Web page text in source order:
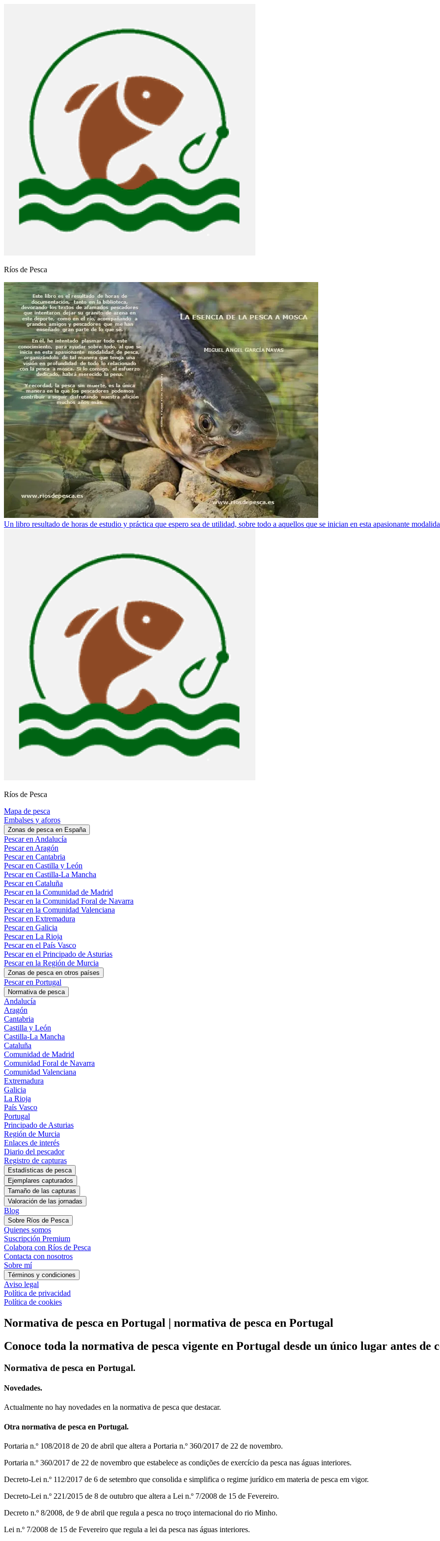
Ríos de Pesca
Un libro resultado de horas de estudio y práctica que espero sea de utilidad, sobre todo a aquellos que se inician en esta apasionante
Ríos de Pesca
Mapa de pesca
Embalses y aforos
Zonas de pesca en España
Pescar en Andalucía
Pescar en Aragón
Pescar en Cantabria
Pescar en Castilla y León
Pescar en Castilla-La Mancha
Pescar en Cataluña
Pescar en la Comunidad de Madrid
Pescar en la Comunidad Foral de Navarra
Pescar en la Comunidad Valenciana
Pescar en Extremadura
Pescar en Galicia
Pescar en La Rioja
Pescar en el País Vasco
Pescar en el Principado de Asturias
Pescar en la Región de Murcia
Zonas de pesca en otros países
Pescar en Portugal
Normativa de pesca
Andalucía
Aragón
Cantabria
Castilla y León
Castilla-La Mancha
Cataluña
Comunidad de Madrid
Comunidad Foral de Navarra
Comunidad Valenciana
Extremadura
Galicia
La Rioja
País Vasco
Portugal
Principado de Asturias
Región de Murcia
Enlaces de interés
Diario del pescador
Registro de capturas
Estadísticas de pesca
Blog
Sobre Ríos de Pesca
Quienes somos
Suscripción Premium
Colabora con Ríos de Pesca
Contacta con nosotros
Sobre mí
Términos y condiciones
Aviso legal
Política de privacidad
Política de cookies
Normativa de pesca en Portugal | normativa de pesca en Portugal
Conoce toda la normativa de pesca vigente en Portugal desde un único lugar antes
Normativa de pesca en Portugal.
Novedades.
Actualmente no hay novedades en la normativa de pesca que destacar.
Otra normativa de pesca en Portugal.
Portaria n.º 108/2018 de 20 de abril que altera a Portaria n.º 360/2017 de 22 de novembro.
Portaria n.º 360/2017 de 22 de novembro que estabelece as condições de exercício da pesca nas águas interiores.
Decreto-Lei n.º 112/2017 de 6 de setembro que consolida e simplifica o regime jurídico em materia de pesca em vigor.
Decreto-Lei n.º 221/2015 de 8 de outubro que altera a Lei n.º 7/2008 de 15 de Fevereiro.
Decreto n.º 8/2008, de 9 de abril que regula a pesca no troço internacional do rio Minho.
Lei n.º 7/2008 de 15 de Fevereiro que regula a lei da pesca nas águas interiores.